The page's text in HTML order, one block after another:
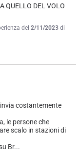
QUELLO DEL VOLO
del 2/11/2023 di
costantemente
le persone che
scalo in stazioni di
Br...